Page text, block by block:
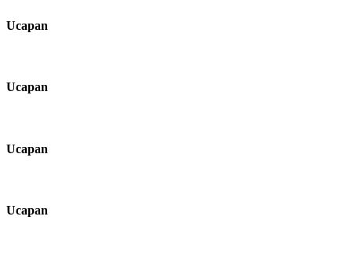
Ucapan
Ucapan
Ucapan
Ucapan